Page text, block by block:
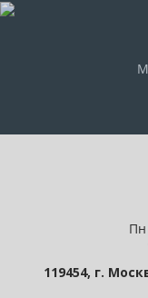
Пн
119454, г.